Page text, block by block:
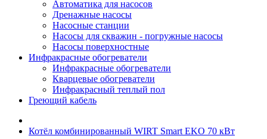
Автоматика для насосов
Дренажные насосы
Насосные станции
Насосы для скважин - погружные насосы
Насосы поверхностные
Инфракрасные обогреватели
Инфракрасные обогреватели
Кварцевые обогреватели
Инфракрасный теплый пол
Греющий кабель
Котёл комбинированный WIRT Smart EKO 70 кВт